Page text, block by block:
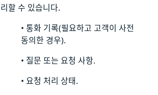
리할 수 있습니다.
• 통화 기록(필요하고 고객이 사전
동의한 경우).
• 질문 또는 요청 사항.
• 요청 처리 상태.